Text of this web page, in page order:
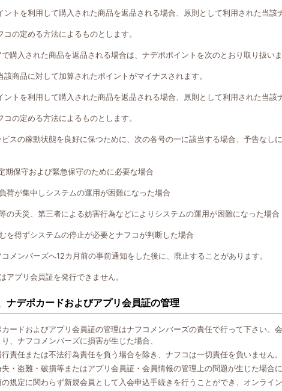
ントを利用して購入された商品を返品される場合、原則として利用された当該
コの定める方法によるものとします。
購入された商品を返品される場合は、ナデポポイントを次のとおり取り扱いま
該商品に対して加算されたポイントがマイナスされます。
ントを利用して購入された商品を返品される場合、原則として利用された当該
コの定める方法によるものとします。
スの稼動状態を良好に保つために、次の各号の一に該当する場合、予告な
期保守および緊急保守のために必要な場合
荷が集中しシステムの運用が困難になった場合
の天災、第三者による妨害行為などによりシステムの運用が困難になった場合
を得ずシステムの停止が必要とナフコが判断した場合
メンバーズへ12カ月前の事前通知をした後に、廃止することがあります。
アプリ会員証を発行できません。
ナデポカードおよびアプリ会員証の管理
ードおよびアプリ会員証の管理はナフコメンバーズの責任で行って下さい
、ナフコメンバーズに損害が生じた場合、
責任または不法行為責任を負う場合を除き、ナフコは一切責任を負いません。
・盗難・破損等またはアプリ会員証・会員情報の管理上の問題が生じた場合
規定に関わらず新規会員として入会申込手続きを行うことができ、オンライ